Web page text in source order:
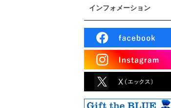
インフォメーション